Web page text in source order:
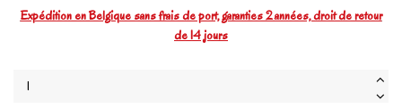
Expédition en Belgique sans frais de port, garanties 2 années, droit de retour
de 14 jours